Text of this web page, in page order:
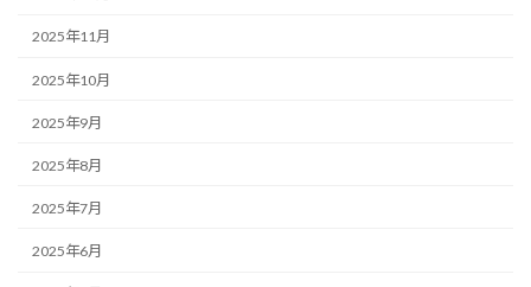
2025年11月
2025年10月
2025年9月
2025年8月
2025年7月
2025年6月